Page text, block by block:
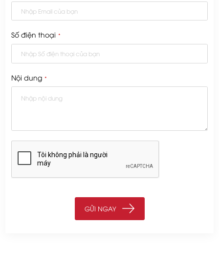
Số điện thoại *
Nội dung *